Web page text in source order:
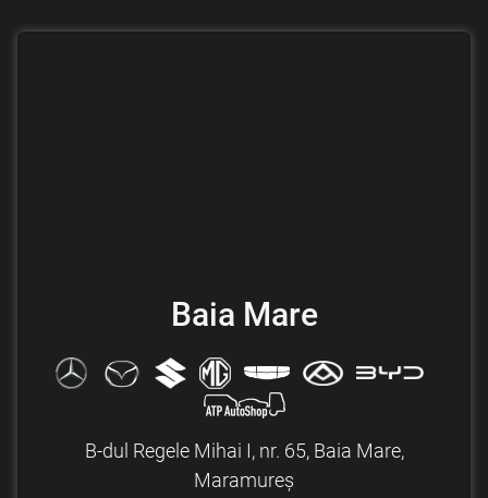
Baia Mare
B-dul Regele Mihai I, nr. 65, Baia Mare,
Maramureș